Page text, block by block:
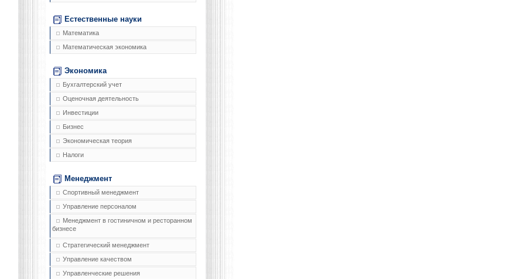
Естественные науки
Математика
Математическая экономика
Экономика
Бухгалтерский учет
Оценочная деятельность
Инвестиции
Бизнес
Экономическая теория
Налоги
Менеджмент
Спортивный менеджмент
Управление персоналом
Менеджмент в гостиничном и ресторанном
бизнесе
Стратегический менеджмент
Управление качеством
Управленческие решения